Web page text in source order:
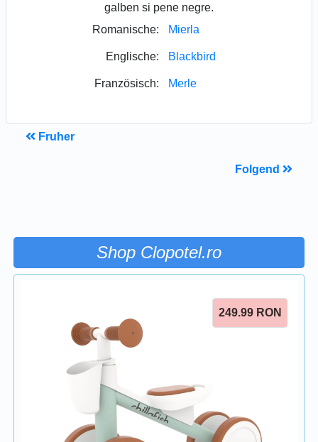
galben si pene negre.
Romanische:
Mierla
Englische: Blackbird
Französisch: Merle
Fruher
Folgend
Shop Clopotel.ro
249.99 RON